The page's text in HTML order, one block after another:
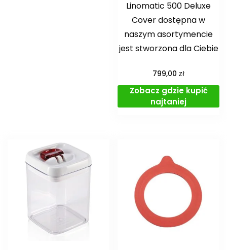
Linomatic 500 Deluxe
Cover dostępna w
naszym asortymencie
jest stworzona dla Ciebie
799,00zł
Zobacz gdzie kupić
najtaniej